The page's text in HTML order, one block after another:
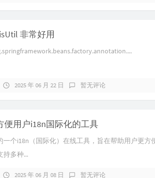
非常好用
2025 年 06 月 22 日 暂无评论
便用户i18n国际化的工具
一个i18n（国际化）在线工具，旨在帮助用户更方
持多种...
2025 年 06 月 08 日 暂无评论